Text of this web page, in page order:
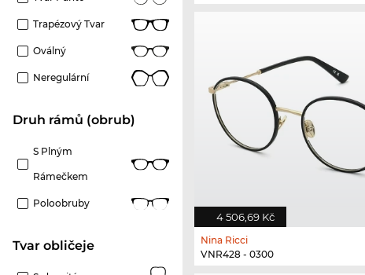
Trapézový Tvar
Oválný
Neregulární
Druh rámů (obrub)
S Plným
Rámečkem
Poloobruby
tvar obličeje
4 506,69 Kč
Nina Ricci
VNR428 - 0300